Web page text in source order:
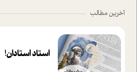
آخرین مطالب
استاد استادان!